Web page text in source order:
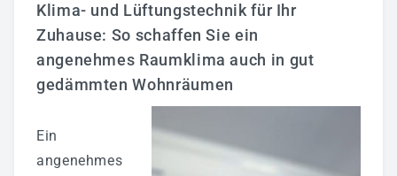
Darum RAPIRO
Wir Sind RAPIRO
Klima- und Lüftungstechnik für Ihr
Zuhause: So schaffen Sie ein
angenehmes Raumklima auch in gut
gedämmten Wohnräumen
Ein
angenehmes